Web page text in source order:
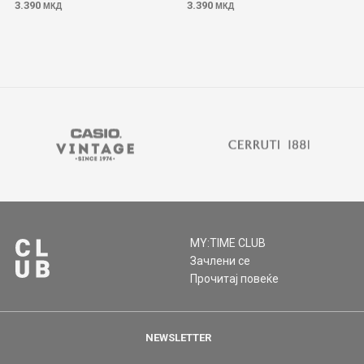
3.390 МКД 3.390 МКД
MY:TIME CLUB
Зачлени се
Прочитај повеќе
NEWSLETTER